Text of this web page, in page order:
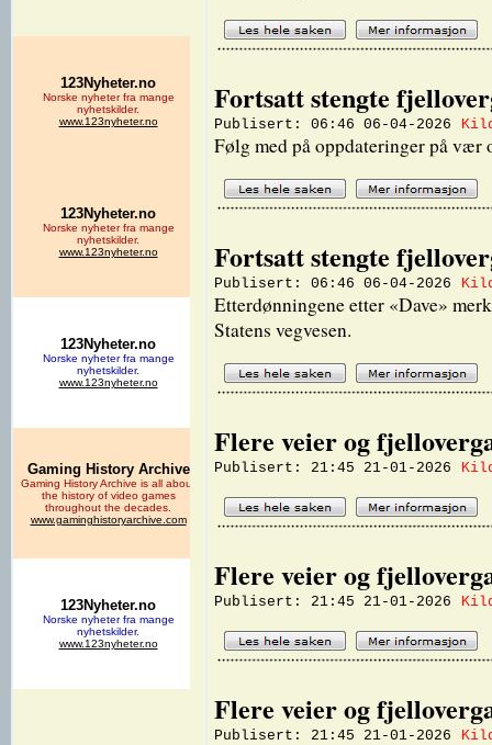
Fortsatt stengte
Publisert: 06:46 06-04-2026
Følg med på oppdateringer på vær
Fortsatt stengte
Publisert: 06:46 06-04-2026
Etterdønningene etter «Dave»
Statens vegvesen.
Flere veier og
Publisert: 21:45 21-01-2026
Flere veier og
Publisert: 21:45 21-01-2026
Flere veier og
Publisert: 21:45 21-01-2026